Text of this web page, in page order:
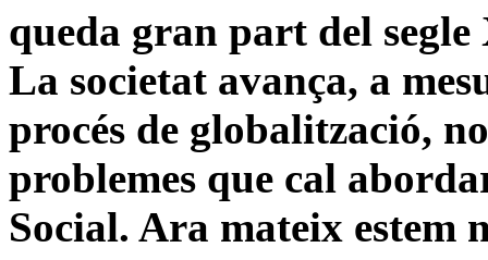
queda gran part del
La societat avança, a
procés de globalització,
problemes que cal
Social. Ara mateix estem